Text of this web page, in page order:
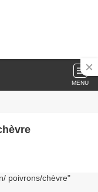
MENU